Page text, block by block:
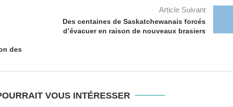
des
Article Suivant
Des centaines de Saskatchewanais forcés
d’évacuer en raison de nouveaux brasiers
VOUS INTÉRESSER